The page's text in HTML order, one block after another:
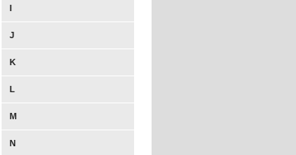
I
J
K
L
M
N